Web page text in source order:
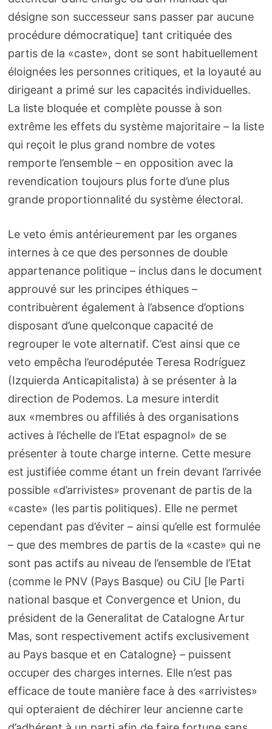
désigne son successeur sans passer par aucune
procédure démocratique] tant critiquée des
partis de la «caste», dont se sont habituellement
éloignées les personnes critiques, et la loyauté au
dirigeant a primé sur les capacités individuelles.
La liste bloquée et complète pousse à son
extrême les effets du système majoritaire – la liste
qui reçoit le plus grand nombre de votes
remporte l’ensemble – en opposition avec la
revendication toujours plus forte d’une plus
grande proportionnalité du système électoral.
Le veto émis antérieurement par les organes
internes à ce que des personnes de double
appartenance politique – inclus dans le document
approuvé sur les principes éthiques –
contribuèrent également à l’absence d’options
disposant d’une quelconque capacité de
regrouper le vote alternatif. C’est ainsi que ce
veto empêcha l’eurodéputée Teresa Rodríguez
(Izquierda Anticapitalista) à se présenter à la
direction de Podemos. La mesure interdit
aux «membres ou affiliés à des organisations
actives à l’échelle de l’Etat espagnol» de se
présenter à toute charge interne. Cette mesure
est justifiée comme étant un frein devant l’arrivée
possible «d’arrivistes» provenant de partis de la
«caste» (les partis politiques). Elle ne permet
cependant pas d’éviter – ainsi qu’elle est formulée
– que des membres de partis de la «caste» qui ne
sont pas actifs au niveau de l’ensemble de l’Etat
(comme le PNV (Pays Basque) ou CiU [le Parti
national basque et Convergence et Union, du
président de la Generalitat de Catalogne Artur
Mas, sont respectivement actifs exclusivement
au Pays basque et en Catalogne} – puissent
occuper des charges internes. Elle n’est pas
efficace de toute manière face à des «arrivistes»
qui opteraient de déchirer leur ancienne carte